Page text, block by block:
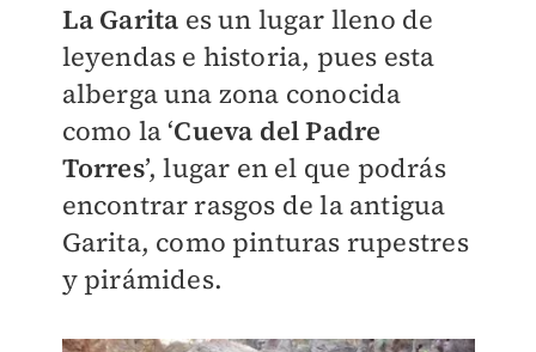
La Garita es un lugar lleno de
leyendas e historia, pues esta
alberga una zona conocida
como la ‘Cueva del Padre
Torres’, lugar en el que podrás
encontrar rasgos de la antigua
Garita, como pinturas rupestres
y pirámides.